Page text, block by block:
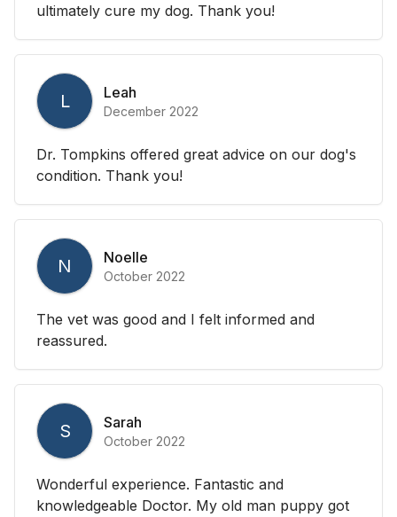
ultimately cure my dog. Thank you!
L Leah
December 2022
Dr. Tompkins offered great advice on our dog's
condition. Thank you!
N Noelle
October 2022
The vet was good and I felt informed and
reassured.
S Sarah
October 2022
Wonderful experience. Fantastic and
knowledgeable Doctor. My old man puppy got